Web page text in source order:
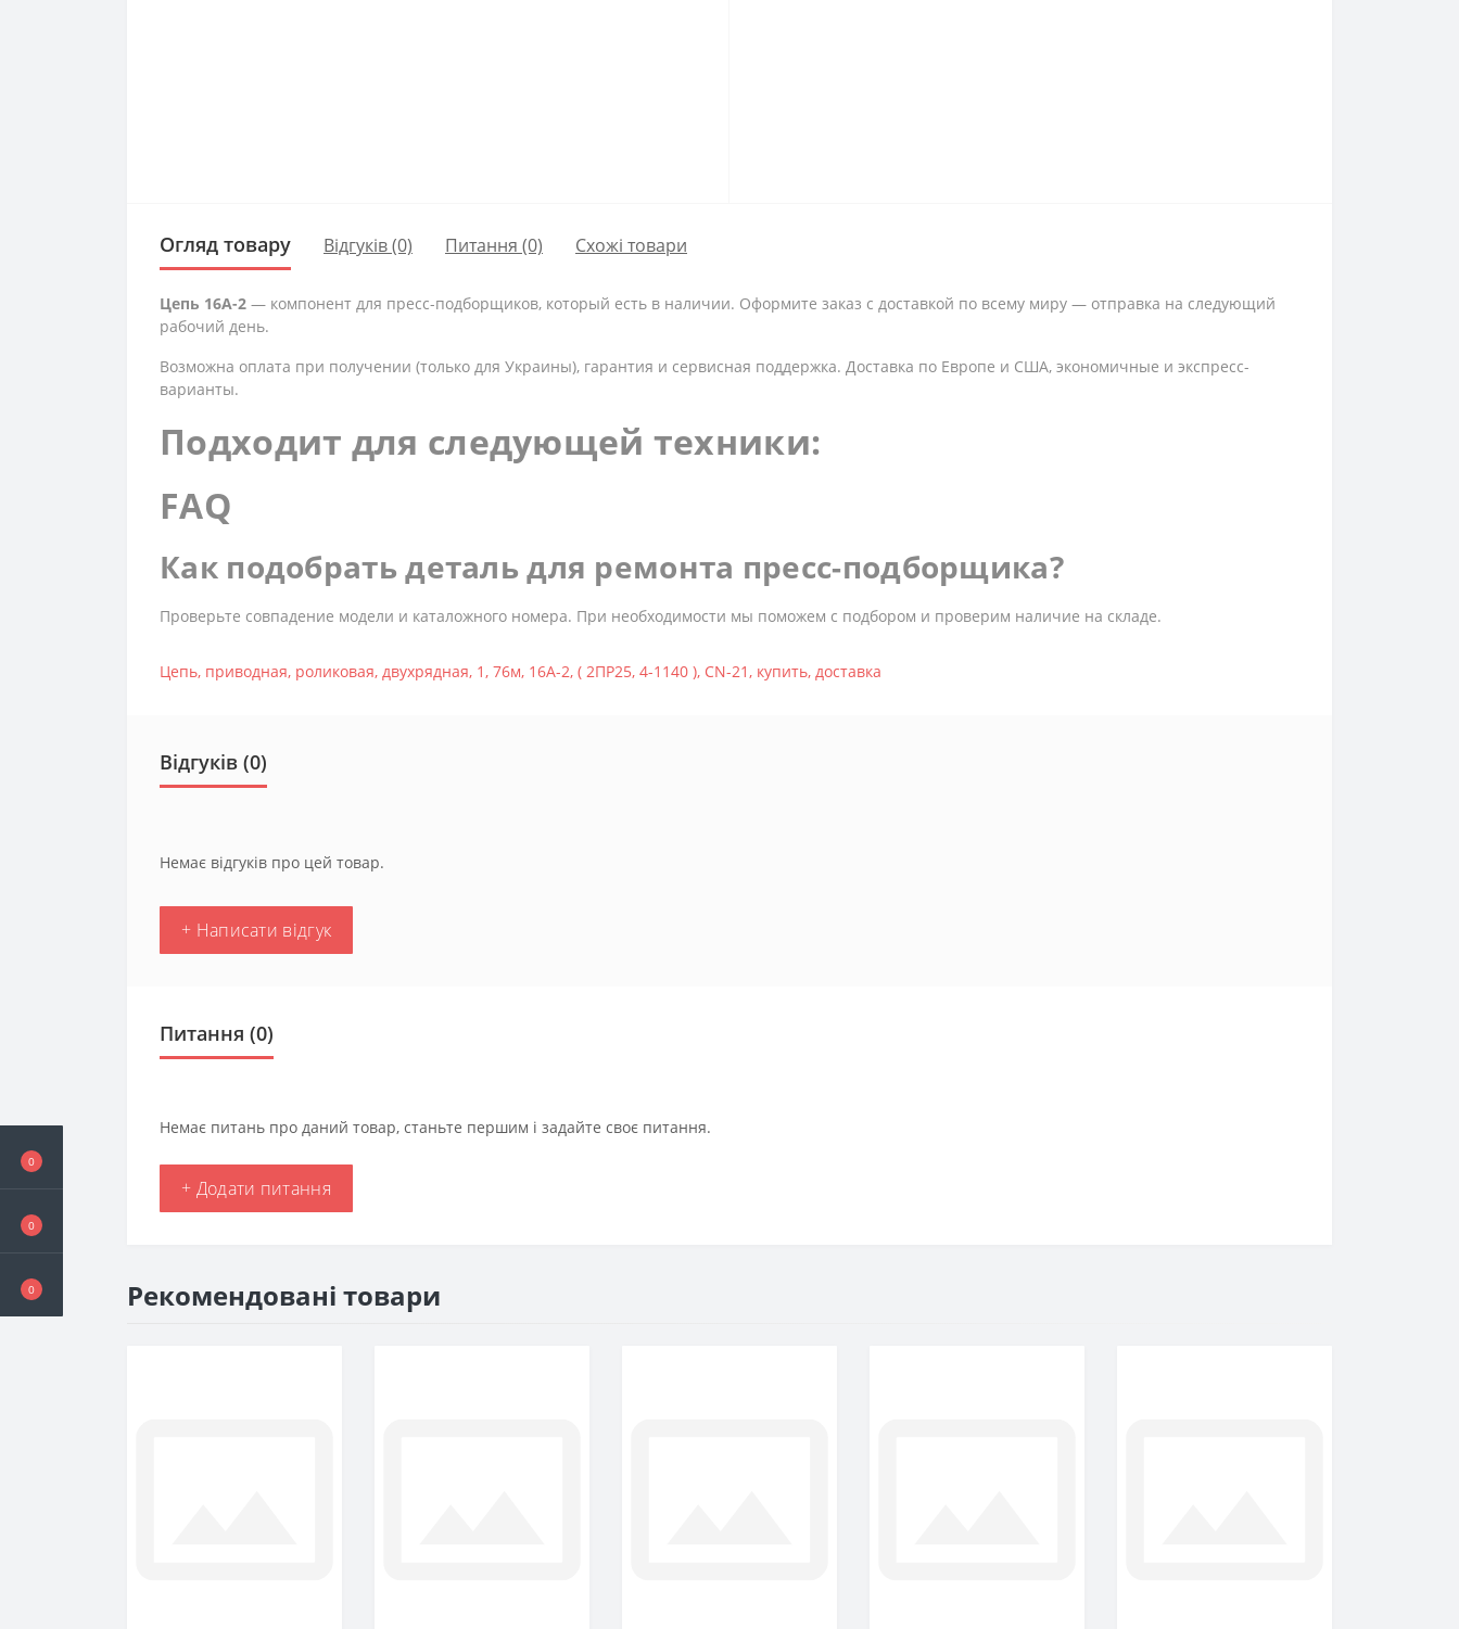
0
0
0
Огляд товару Відгуків (0) Питання (0) Схожі товари
Цепь 16A-2 — компонент для пресс-подборщиков, который есть в наличии. Оформите заказ с доставкой по всему миру — отправка на следующий
рабочий день.
Возможна оплата при получении (только для Украины), гарантия и сервисная поддержка. Доставка по Европе и США, экономичные и экспресс-
варианты.
Подходит для следующей техники:
FAQ
Как подобрать деталь для ремонта пресс-подборщика?
Проверьте совпадение модели и каталожного номера. При необходимости мы поможем с подбором и проверим наличие на складе.
Цепь, приводная, роликовая, двухрядная, 1, 76м, 16A-2, ( 2ПР25, 4-1140 ), CN-21, купить, доставка
Відгуків (0)
Немає відгуків про цей товар.
+ Написати відгук
Питання (0)
Немає питань про даний товар, станьте першим і задайте своє питання.
+ Додати питання
Рекомендовані товари